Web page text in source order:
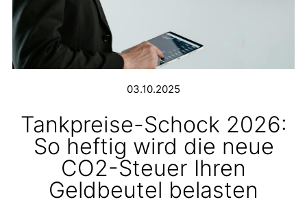
03.10.2025
Tankpreise-Schock 2026:
So heftig wird die neue
CO2-Steuer Ihren
Geldbeutel belasten